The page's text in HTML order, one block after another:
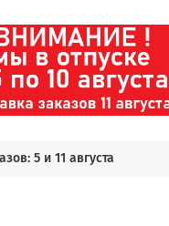
5 и 11 августа